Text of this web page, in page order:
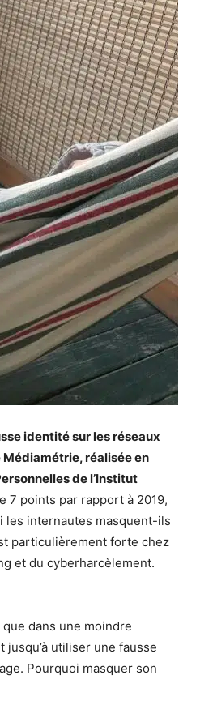
identité sur les réseaux
réalisée en
de l’Institut
7 points par rapport à 2019,
les internautes masquent-ils
particulièrement forte chez
et du cyberharcèlement.
dans une moindre
utiliser une fausse
Pourquoi masquer son